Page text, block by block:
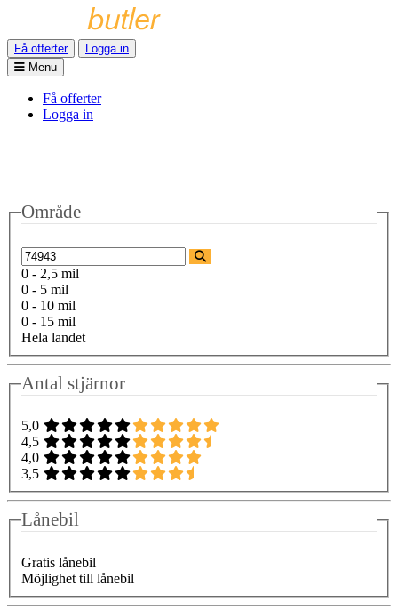
Få offerter
Logga in
Menu
Få offerter
Logga in
Område
0 - 2,5 mil
0 - 5 mil
0 - 10 mil
0 - 15 mil
Hela landet
Antal stjärnor
5,0
4,5
4,0
3,5
Lånebil
Gratis lånebil
Möjlighet till lånebil